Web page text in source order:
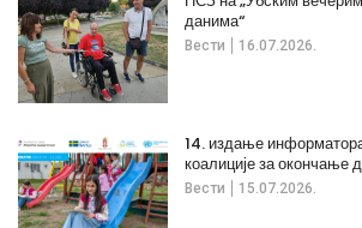
Вести 16.07.2026.
данима“
Вести 15.07.2026.
14. издање
коалиције за окончање